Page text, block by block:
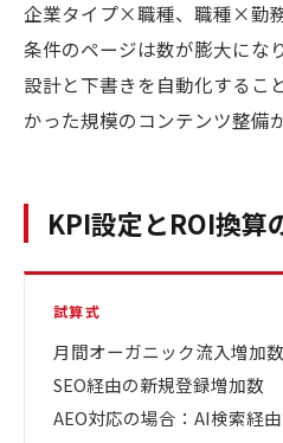
企業タイプ×職種、職種×勤
条件のページは数が膨大にな
設計と下書きを自動化するこ
かった規模のコンテンツ整備
KPI設定とROI換算
試算式
月間オーガニック流入増加
SEO経由の新規登録増加数
AEO対応の場合：AI検索経